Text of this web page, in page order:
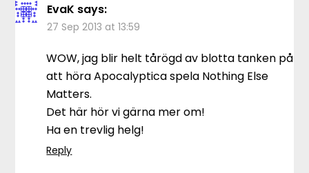
EvaK says:
27 Sep 2013 at 13:59
WOW, jag blir helt tårögd av blotta tanken på
att höra Apocalyptica spela Nothing Else
Matters.
Det här hör vi gärna mer om!
Ha en trevlig helg!
Reply